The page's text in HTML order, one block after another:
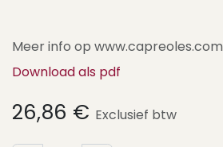
Meer info op www.capreoles.com
Download als pdf
26,86 € Exclusief btw